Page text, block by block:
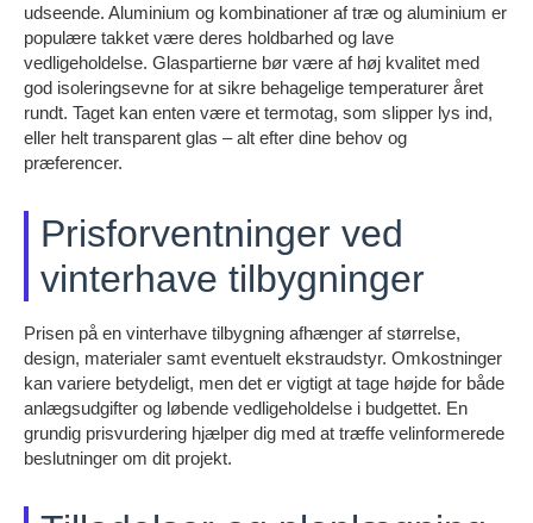
udseende. Aluminium og kombinationer af træ og aluminium er
populære takket være deres holdbarhed og lave
vedligeholdelse. Glaspartierne bør være af høj kvalitet med
god isoleringsevne for at sikre behagelige temperaturer året
rundt. Taget kan enten være et termotag, som slipper lys ind,
eller helt transparent glas – alt efter dine behov og
præferencer.
Prisforventninger ved
vinterhave tilbygninger
Prisen på en vinterhave tilbygning afhænger af størrelse,
design, materialer samt eventuelt ekstraudstyr. Omkostninger
kan variere betydeligt, men det er vigtigt at tage højde for både
anlægsudgifter og løbende vedligeholdelse i budgettet. En
grundig prisvurdering hjælper dig med at træffe velinformerede
beslutninger om dit projekt.